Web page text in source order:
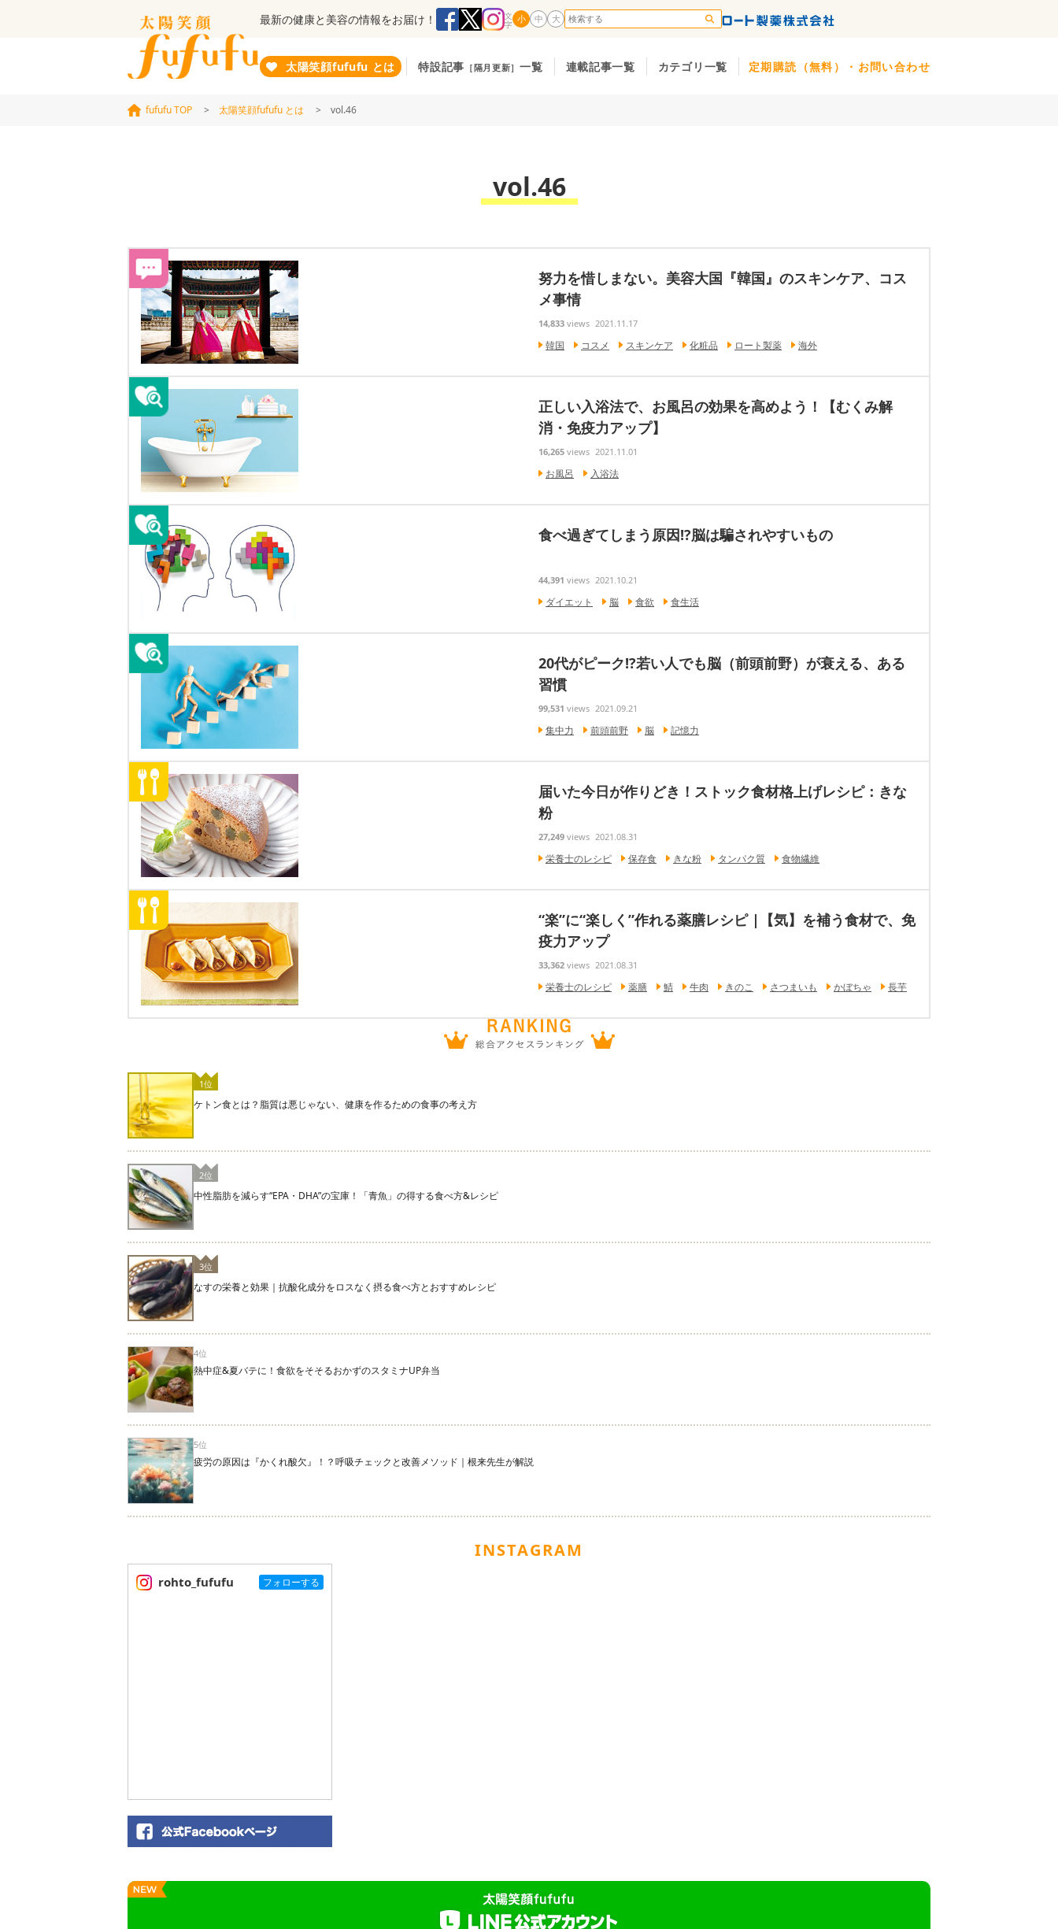
最新の健康と美容の情報をお届け！ 小 中 大
太陽笑顔fufufu とは 特設記事 ［隔月更新］一覧 連載記事一覧 カテゴリ一覧 定期購読（無料）・お問い合わせ
fufufu TOP > 太陽笑顔fufufu とは > vol.46
vol.46
努力を惜しまない。美容大国『韓国』のスキンケア、コス
メ事情
14,833 views 2021.11.17
韓国 コスメ スキンケア 化粧品 ロート製薬 海外
正しい入浴法で、お風呂の効果を高めよう！【むくみ解
消・免疫力アップ】
16,265 views 2021.11.01
お風呂 入浴法
食べ過ぎてしまう原因!?脳は騙されやすいもの
44,391 views 2021.10.21
ダイエット 脳 食欲 食生活
20代がピーク!?若い人でも脳（前頭前野）が衰える、ある
習慣
99,531 views 2021.09.21
集中力 前頭前野 脳 記憶力
届いた今日が作りどき！ストック食材格上げレシピ：きな
粉
27,249 views 2021.08.31
栄養士のレシピ 保存食 きな粉 タンパク質 食物繊維
“楽”に“楽しく”作れる薬膳レシピ |【気】を補う食材で、免
疫力アップ
33,362 views 2021.08.31
栄養士のレシピ 薬膳 鯖 牛肉 きのこ さつまいも かぼちゃ 長芋
1位
ケトン食とは？脂質は悪じゃない、健康を作るための食事の考え方
2位
中性脂肪を減らす“EPA・DHA”の宝庫！「青魚」の得する食べ方&レシピ
3位
なすの栄養と効果｜抗酸化成分をロスなく摂る食べ方とおすすめレシピ
4位
熱中症&夏バテに！食欲をそそるおかずのスタミナUP弁当
5位
疲労の原因は『かくれ酸欠』！？呼吸チェックと改善メソッド｜根来先生が解説
INSTAGRAM
rohto_fufufu フォローする